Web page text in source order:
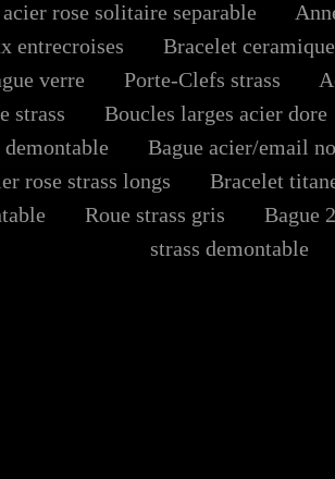
rose solitaire separable
entrecroises
Bracelet
verre
Porte-Clefs strass
strass
Boucles larges acier dore
demontable
Bague acier/email
rose strass longs
Bracelet
Roue strass gris
Bague
strass demontable